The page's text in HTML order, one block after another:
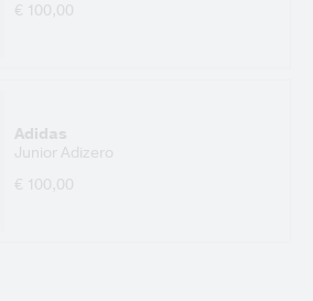
€ 100,00
Adidas
Junior Adizero
€ 100,00